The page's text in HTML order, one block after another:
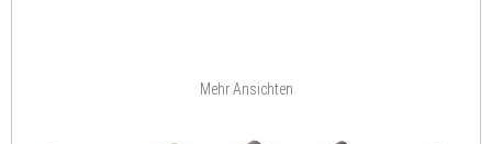
Mehr Ansichten